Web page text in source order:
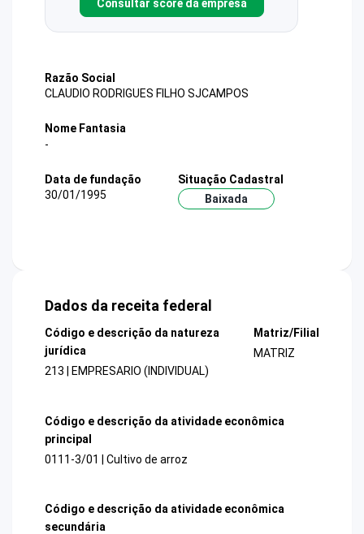
Consultar score da empresa
Razão Social
CLAUDIO RODRIGUES FILHO SJCAMPOS
Nome Fantasia
-
Data de fundação
30/01/1995
Situação Cadastral
Baixada
Dados da receita federal
Código e descrição da natureza
jurídica
213 | EMPRESARIO (INDIVIDUAL)
Matriz/Filial
MATRIZ
Código e descrição da atividade econômica
principal
0111-3/01 | Cultivo de arroz
Código e descrição da atividade econômica
secundária